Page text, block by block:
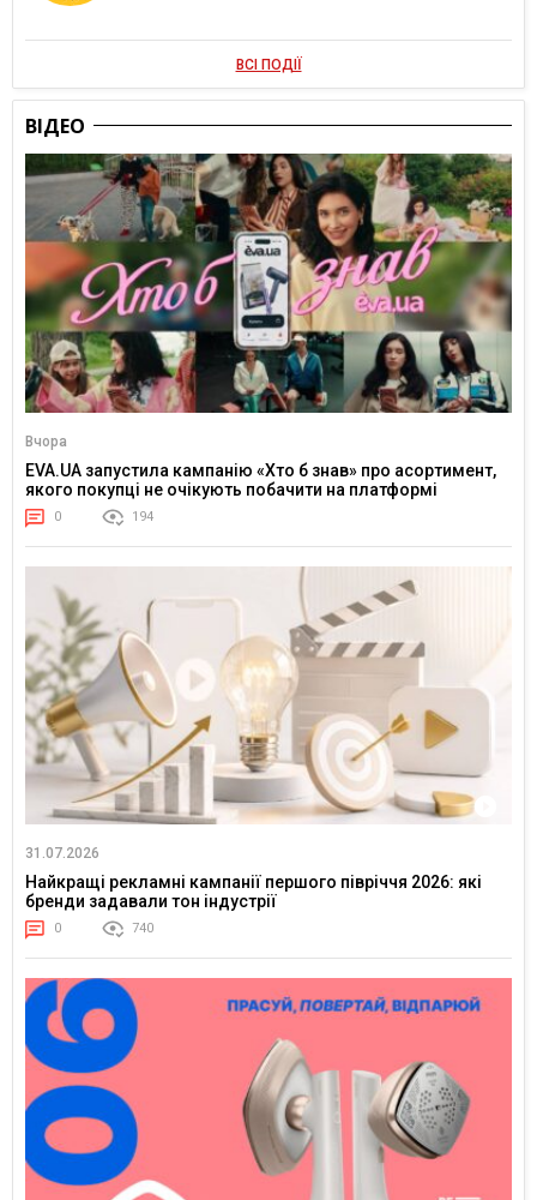
ВСІ ПОДІЇ
ВІДЕО
Вчора
EVA.UA запустила кампанію «Хто б знав» про асортимент,
якого покупці не очікують побачити на платформі
0 194
31.07.2026
Найкращі рекламні кампанії першого півріччя 2026: які
бренди задавали тон індустрії
0 740